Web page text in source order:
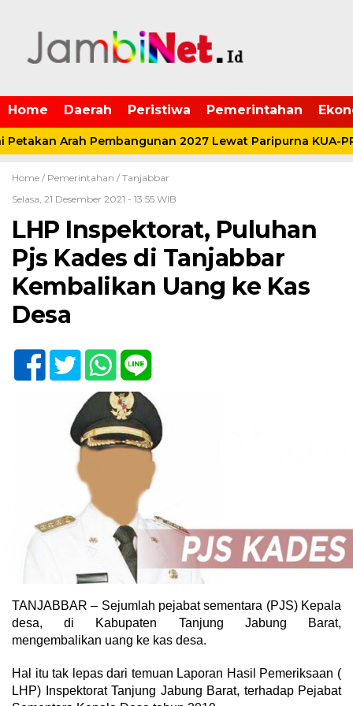
Home Daerah Peristiwa Pemerintahan
Arah Pembangunan 2027 Lewat Paripurna KUA-
Home / Pemerintahan / Tanjabbar
Selasa, 21 Desember 2021 - 13:55 WIB
LHP Inspektorat, Puluhan
Pjs Kades di Tanjabbar
Kembalikan Uang ke Kas
Desa
TANJABBAR – Sejumlah pejabat sementara (PJS) Kepala
desa, di Kabupaten Tanjung Jabung Barat,
mengembalikan uang ke kas desa.
Hal itu tak lepas dari temuan Laporan Hasil Pemeriksaan (
LHP) Inspektorat Tanjung Jabung Barat, terhadap Pejabat